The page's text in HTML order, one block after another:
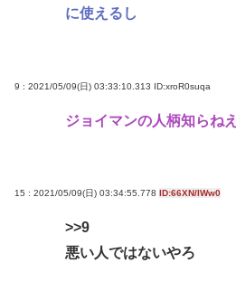
に使えるし
9 : 2021/05/09(日) 03:33:10.313 ID:xroR0suqa
ジョイマンの人柄知らねえ
15 : 2021/05/09(日) 03:34:55.778 ID:66XN/IWw0
>>9
悪い人ではないやろ